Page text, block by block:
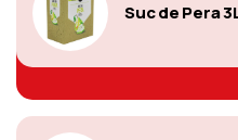
Suc de Pera